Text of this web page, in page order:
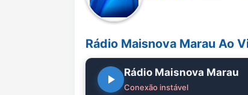
Rádio Maisnova Marau Ao
Rádio Maisnova Marau
Conexão instável